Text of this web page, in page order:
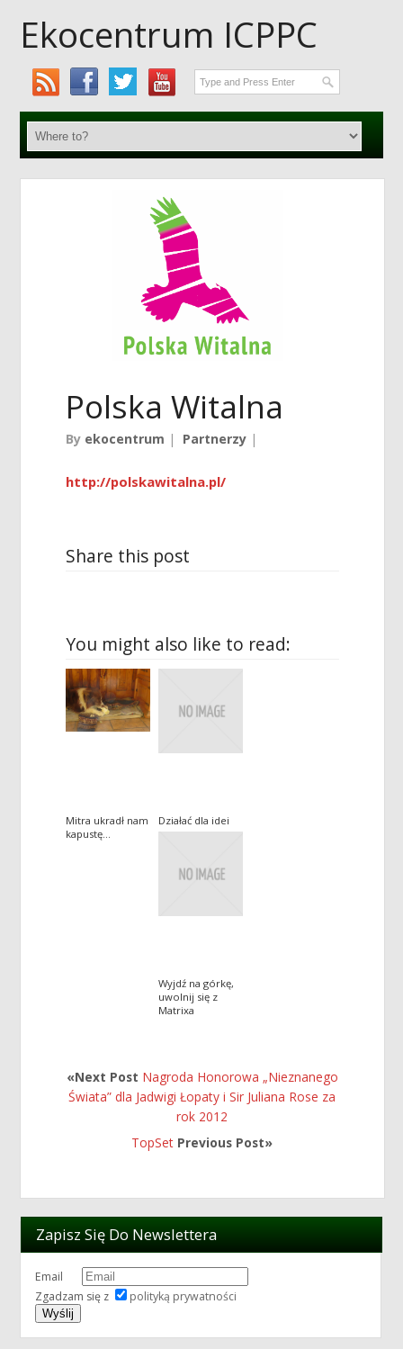
Ekocentrum ICPPC
Polska Witalna
By ekocentrum | Partnerzy |
http://polskawitalna.pl/
Share this post
You might also like to read:
Mitra ukradł nam
kapustę…
Działać dla idei
Wyjdź na górkę,
uwolnij się z
Matrixa
«Next Post Nagroda Honorowa „Nieznanego
Świata” dla Jadwigi Łopaty i Sir Juliana Rose za
rok 2012
TopSet Previous Post»
Zapisz Się Do Newslettera
Email
Zgadzam się z
polityką prywatności